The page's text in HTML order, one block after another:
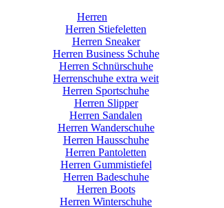
Herren
Herren Stiefeletten
Herren Sneaker
Herren Business Schuhe
Herren Schnürschuhe
Herrenschuhe extra weit
Herren Sportschuhe
Herren Slipper
Herren Sandalen
Herren Wanderschuhe
Herren Hausschuhe
Herren Pantoletten
Herren Gummistiefel
Herren Badeschuhe
Herren Boots
Herren Winterschuhe